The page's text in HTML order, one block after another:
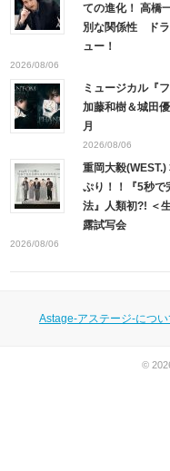
ての進化！ 高橋
別な関係性 ドラ
ュー！
2026/08/06
ミュージカル『
加藤和樹＆城田
月
2026/08/06
重岡大毅
ぷり！！『5秒で
法』人類初?! ＜
露試写会
2026/08/06
Astage-アステージ-につい
©